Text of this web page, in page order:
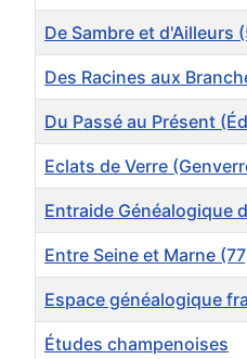
De Sambre et d'Ailleurs
Des Racines aux
Du Passé au Présent
Eclats de Verre
Entraide Généalogique
Entre Seine et Marne
Espace généalogique
Études champenoises